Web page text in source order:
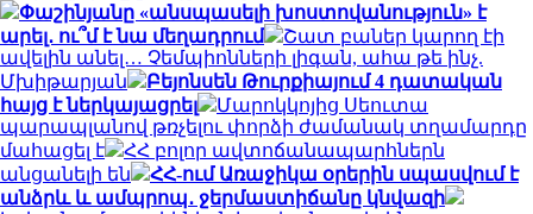
Փաշինյանը «անսպասելի խոստովանություն» է
արել․ ու՞մ է նա մեղադրում
Շատ բաներ կարող էի
ավելին անել… Չեմպիոնների լիգան, ահա թե ինչ.
Մխիթարյան
Բեյոնսեն Թուրքիայում 4 դատական
հայց է ներկայացրել
Մարոկկոյից Սեուտա
պարապլանով թռչելու փորձի ժամանակ տղամարդը
մահացել է
ՀՀ բոլոր ավտոճանապարհներն
անցանելի են
ՀՀ-ում Առաջիկա օրերին սպասվում է
անձրև և ամպրոպ․ ջերմաստիճանը կնվազի